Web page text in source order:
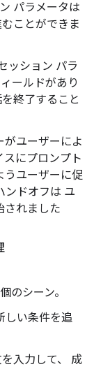
パラメータは
ことができま
ッション パラ
ールドがあり
終了すること
がユーザーによ
スにプロンプト
うユーザーに促
ンドオフは ユ
されました
個のシーン。
しい条件を追
入力して、 成